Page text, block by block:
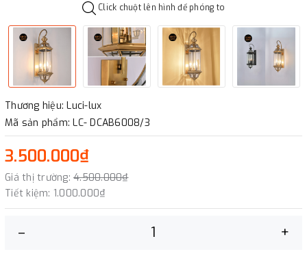
Click chuột lên hình để phóng to
Thương hiệu: Luci-lux
Mã sản phẩm: LC- DCAB6008/3
3.500.000₫
Giá thị trường: 4.500.000₫
Tiết kiệm: 1.000.000₫
– +